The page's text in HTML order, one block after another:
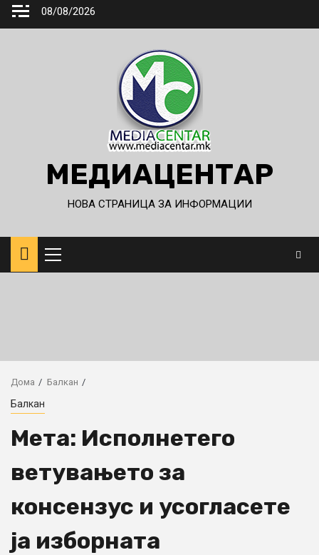
Skip
08/08/2026
МЕДИАЦЕНТАР
НОВА СТРАНИЦА ЗА ИНФОРМАЦИИ
Primary
Menu
Дома Балкан
Балкан
Мета: Исполнетего
ветувањето за
консензус и усогласете
ја изборната